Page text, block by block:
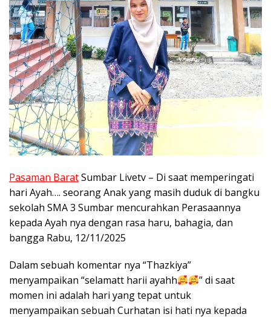
Pasaman BaratSumbar Livetv – Di saat memperingati
hari Ayah…. seorang Anak yang masih duduk di bangku
sekolah SMA 3 Sumbar mencurahkan Perasaannya
kepada Ayah nya dengan rasa haru, bahagia, dan
bangga Rabu, 12/11/2025
Dalam sebuah komentar nya “Thazkiya”
menyampaikan “selamatt harii ayahh
” di saat
momen ini adalah hari yang tepat untuk
menyampaikan sebuah Curhatan isi hati nya kepada